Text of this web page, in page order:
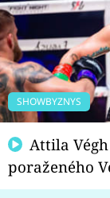
SHOWBYZNYS
poraženého
chce raději